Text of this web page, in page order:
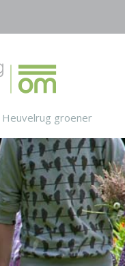
groener